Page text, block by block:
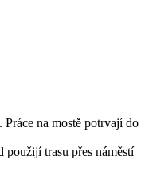
na mostě potrvají do
trasu přes náměstí